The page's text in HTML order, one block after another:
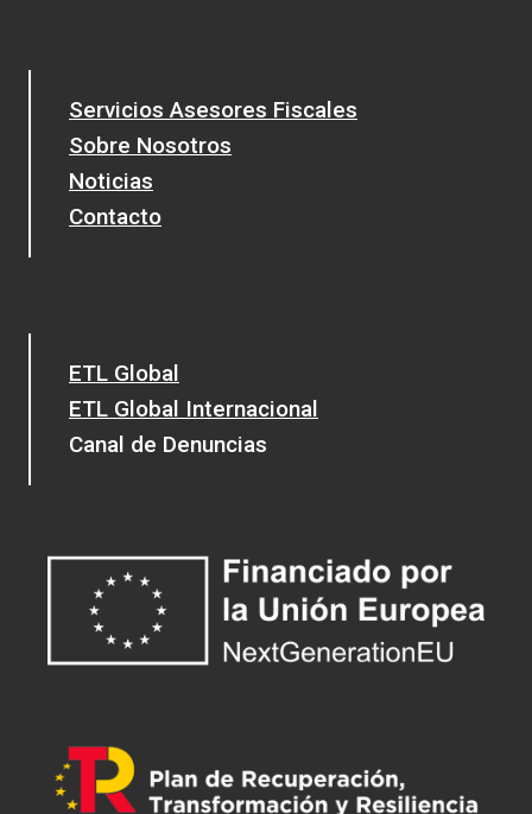
Servicios Asesores Fiscales
Sobre Nosotros
Noticias
Contacto
ETL Global
ETL Global Internacional
Canal de Denuncias